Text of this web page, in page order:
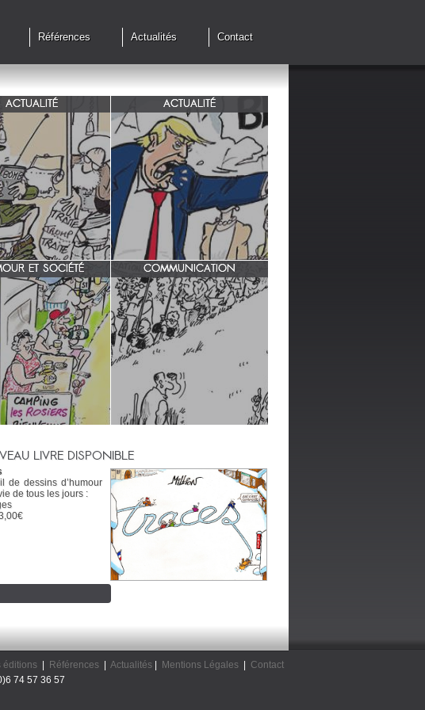
Références Actualités Contact
ACTUALITÉ
des accords de cessez
ACTUALITÉ
G7 à Evian, Trump, une fois de
plus ,s'en prend aux européens.
ET SOCIÉTÉ COMMUNICATION
INRA/ Rotation des terres.
LIVRE DISPONIBLE
de dessins d’humour
de tous les jours :
éditions| Références| Actualités| Mentions Légales|
Contact
74 57 36 57